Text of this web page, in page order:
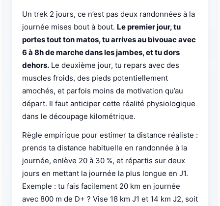
Un trek 2 jours, ce n’est pas deux randonnées à la
journée mises bout à bout. Le premier jour, tu
portes tout ton matos, tu arrives au bivouac avec
6 à 8h de marche dans les jambes, et tu dors
dehors. Le deuxième jour, tu repars avec des
muscles froids, des pieds potentiellement
amochés, et parfois moins de motivation qu’au
départ. Il faut anticiper cette réalité physiologique
dans le découpage kilométrique.
Règle empirique pour estimer ta distance réaliste :
prends ta distance habituelle en randonnée à la
journée, enlève 20 à 30 %, et répartis sur deux
jours en mettant la journée la plus longue en J1.
Exemple : tu fais facilement 20 km en journée
avec 800 m de D+ ? Vise 18 km J1 et 14 km J2, soit